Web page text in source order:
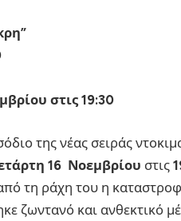
στις 19:30
της νέας σειράς
16 Νοεμβρίου στις
τη ράχη του η
ζωντανό και ανθεκτικό